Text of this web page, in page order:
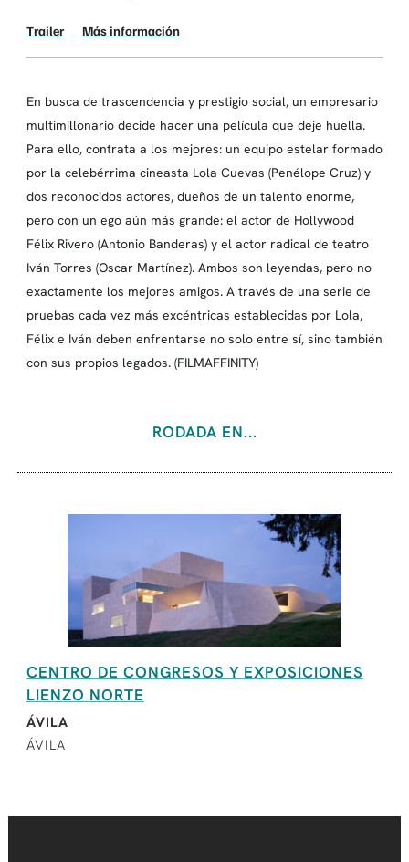
Trailer Más información
En busca de trascendencia y prestigio social, un empresario
multimillonario decide hacer una película que deje huella.
Para ello, contrata a los mejores: un equipo estelar formado
por la celebérrima cineasta Lola Cuevas (Penélope Cruz) y
dos reconocidos actores, dueños de un talento enorme,
pero con un ego aún más grande: el actor de Hollywood
Félix Rivero (Antonio Banderas) y el actor radical de teatro
Iván Torres (Oscar Martínez). Ambos son leyendas, pero no
exactamente los mejores amigos. A través de una serie de
pruebas cada vez más excéntricas establecidas por Lola,
Félix e Iván deben enfrentarse no solo entre sí, sino también
con sus propios legados. (FILMAFFINITY)
RODADA EN...
CENTRO DE CONGRESOS Y EXPOSICIONES
LIENZO NORTE
ÁVILA
ÁVILA